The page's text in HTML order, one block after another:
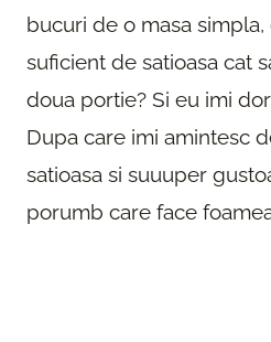
bucuri de o masa
suficient de satioasa cat
doua portie? Si eu imi
Dupa care imi amintesc
satioasa si suuuper
porumb care face